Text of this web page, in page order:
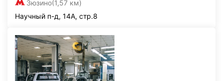
Зюзино(1,57 км)
Научный п-д, 14А, стр.8